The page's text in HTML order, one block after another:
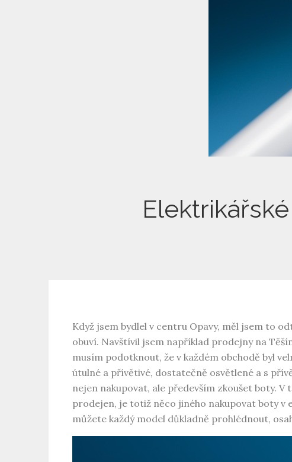
Když jsem bydlel v centru Opavy, měl jsem to
obuví. Navštívil jsem například prodejny na
musím podotknout, že v každém obchodě byl
útulné a přívětivé, dostatečně osvětlené a s
nejen nakupovat, ale především zkoušet boty.
prodejen, je totiž něco jiného nakupovat boty v
můžete každý model důkladně prohlédnout,